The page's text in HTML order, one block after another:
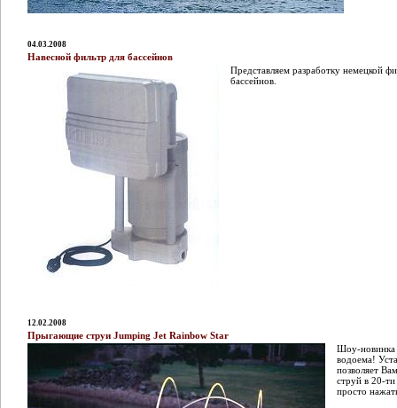
04.03.2008
Навесной фильтр для бассейнов
Представляем разработку немецкой
бассейнов.
12.02.2008
Прыгающие струи Jumping Jet Rainbow Star
Шоу-новинка
водоема!
позволяет
струй в 20-
просто